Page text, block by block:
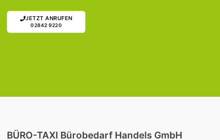
JETZT ANRUFEN
02842 9220
BÜRO-TAXI Bürobedarf Handels GmbH